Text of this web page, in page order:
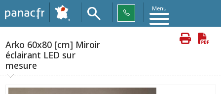
Menu
Arko 60x80 [cm] Miroir
éclairant LED sur
mesure